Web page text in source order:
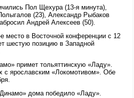
Пол Щехура (13-я минута),
(23), Александр Рыбаков
Андрей Алексеев (50).
место в Восточной конференции с 12
шестую позицию в Западной
примет тольяттинскую «Ладу».
с ярославским «Локомотивом». Обе
дома победило «Ладу».